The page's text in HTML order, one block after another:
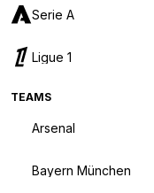
Serie A
Ligue 1
TEAMS
Arsenal
Bayern München